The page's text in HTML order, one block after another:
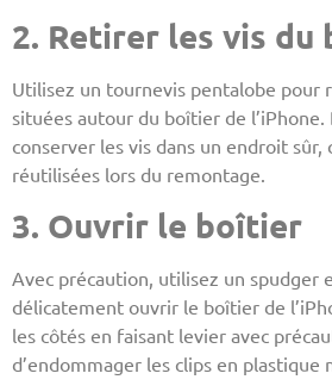
2. Retirer les vis du
Utilisez un tournevis pentalobe pour
situées autour du boîtier de l’iPhone.
conserver les vis dans un endroit
réutilisées lors du remontage.
3. Ouvrir le boîtier
Avec précaution, utilisez un spudger
délicatement ouvrir le boîtier de
les côtés en faisant levier avec
d’endommager les clips en plastique